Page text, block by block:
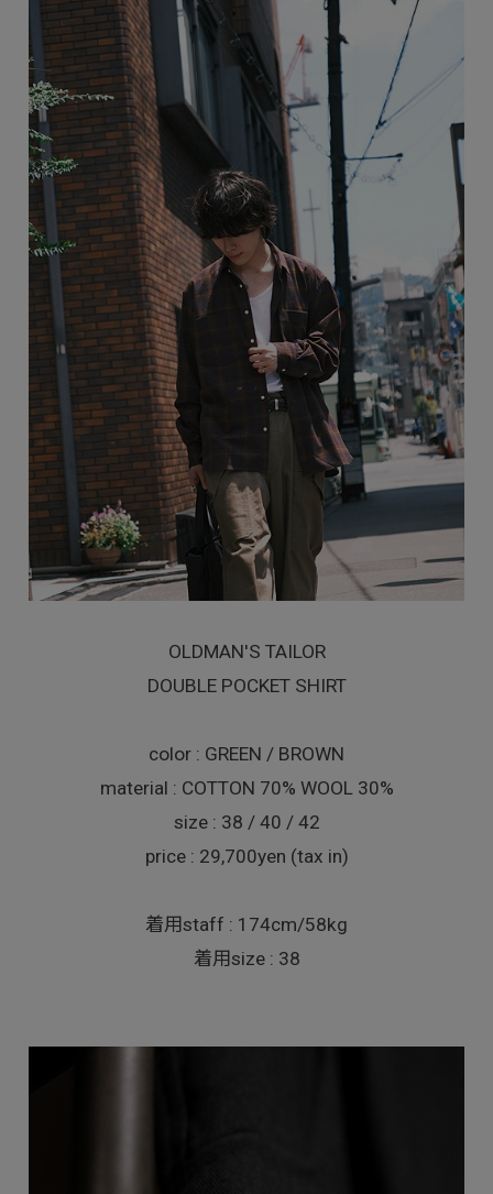
OLDMAN'S TAILOR
DOUBLE POCKET SHIRT
color : GREEN / BROWN
material : COTTON 70% WOOL 30%
size : 38 / 40 / 42
price : 29,700yen (tax in)
着用staff : 174cm/58kg
着用size : 38